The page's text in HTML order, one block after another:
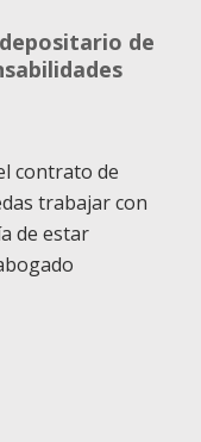
de
contrato de
trabajar con
de estar